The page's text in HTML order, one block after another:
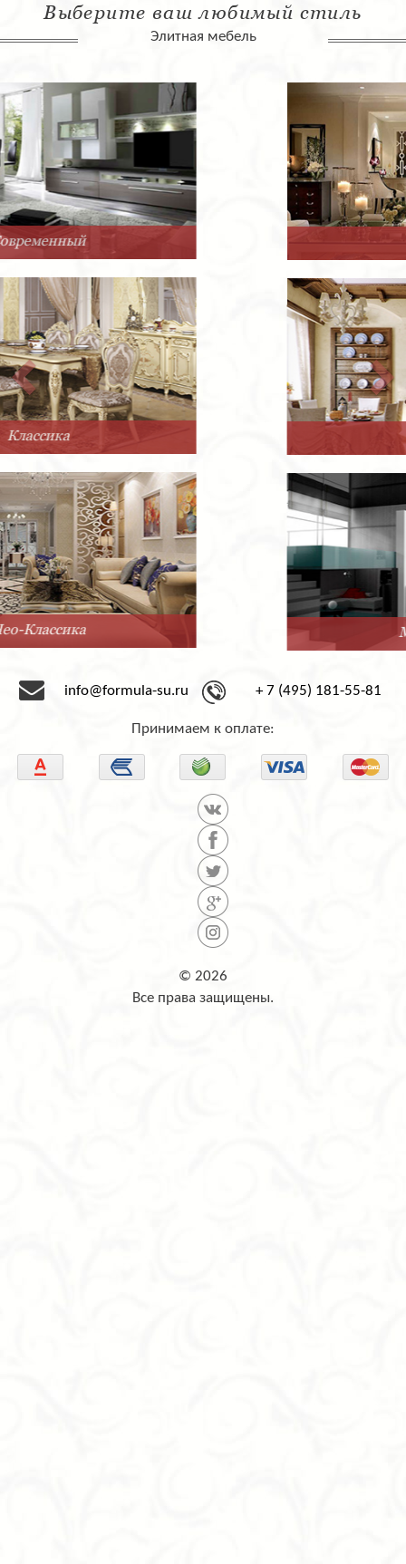
Выберите ваш любимый стиль
Элитная мебель
Минимализм
info@formula-su.ru + 7 (495) 181-55-81
Принимаем к оплате:
© 2026
Все права защищены.